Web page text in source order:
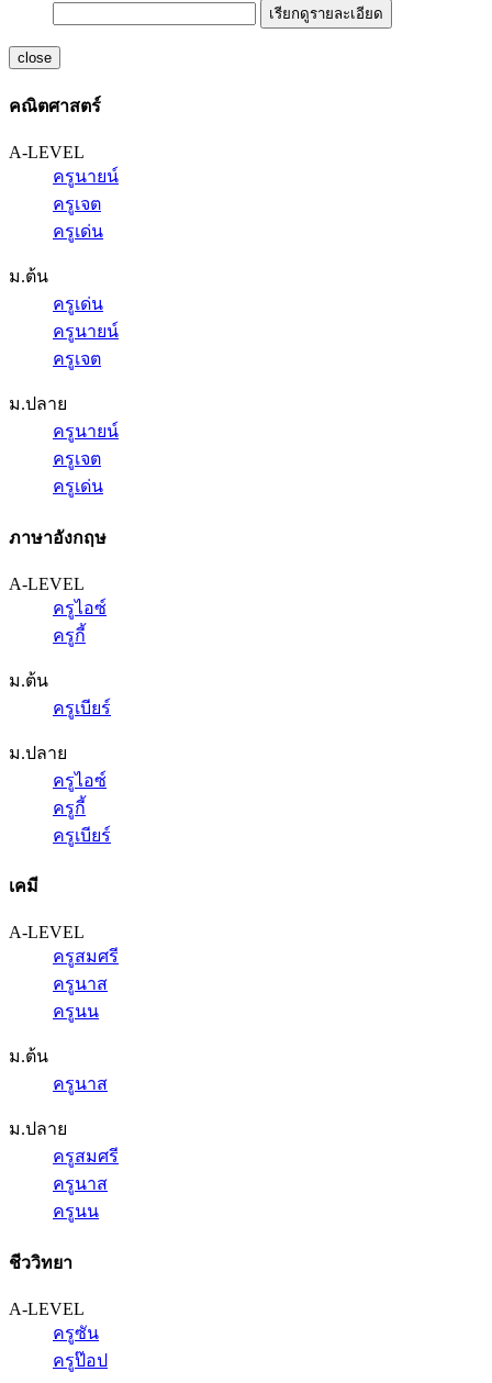
เรียกดูรายละเอียด
close
คณิตศาสตร์
A-LEVEL
ครูนายน์
ครูเจต
ครูเด่น
ม.ต้น
ครูเด่น
ครูนายน์
ครูเจต
ม.ปลาย
ครูนายน์
ครูเจต
ครูเด่น
ภาษาอังกฤษ
A-LEVEL
ครูไอซ์
ครูกี้
ม.ต้น
ครูเบียร์
ม.ปลาย
ครูไอซ์
ครูกี้
ครูเบียร์
เคมี
A-LEVEL
ครูสมศรี
ครูนาส
ครูนน
ม.ต้น
ครูนาส
ม.ปลาย
ครูสมศรี
ครูนาส
ครูนน
ชีววิทยา
A-LEVEL
ครูซัน
ครูป๊อป